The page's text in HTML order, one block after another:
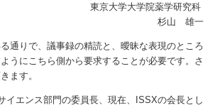
東京大学大学院薬学研究科
杉山 雄一
通りで、議事録の精読と、曖昧な表現のところ
うにこちら側から要求することが必要です。さ
ます。
イエンス部門の委員長、現在、ISSXの会長とし